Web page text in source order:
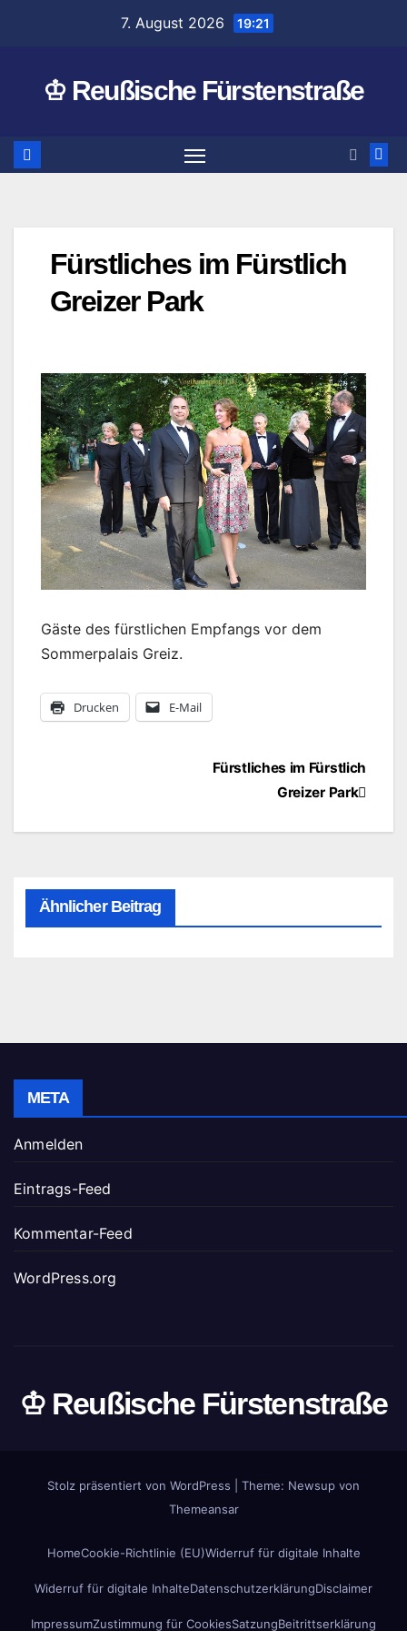
7. August 2026 19:21
♔ Reußische Fürstenstraße
Fürstliches im Fürstlich
Greizer Park
Gäste des fürstlichen Empfangs vor dem
Sommerpalais Greiz.
Drucken E-Mail
BeitragsnavigationFürstliches im Fürstlich
Greizer Park
Ähnlicher Beitrag
META
Anmelden
Eintrags-Feed
Kommentar-Feed
WordPress.org
♔ Reußische Fürstenstraße
Stolz präsentiert von WordPress
Theme: Newsup von
Themeansar
HomeCookie-Richtlinie (EU)Widerruf für digitale Inhalte
Widerruf für digitale InhalteDatenschutzerklärungDisclaimer
ImpressumZustimmung für CookiesSatzungBeitrittserklärung